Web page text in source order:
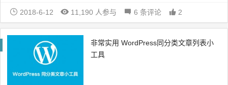
2018-6-12 11,190 人参与 6 条评论 2
非常实用 WordPress同分类文章列表小
工具